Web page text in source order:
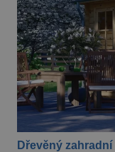
Dřevěný zahradní